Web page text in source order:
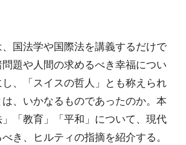
国法学や国際法を講義するだけで
題や人間の求めるべき幸福につい
、「スイスの哲人」とも称えられ
、いかなるものであったのか。本
「教育」「平和」について、現代
き、ヒルティの指摘を紹介する。